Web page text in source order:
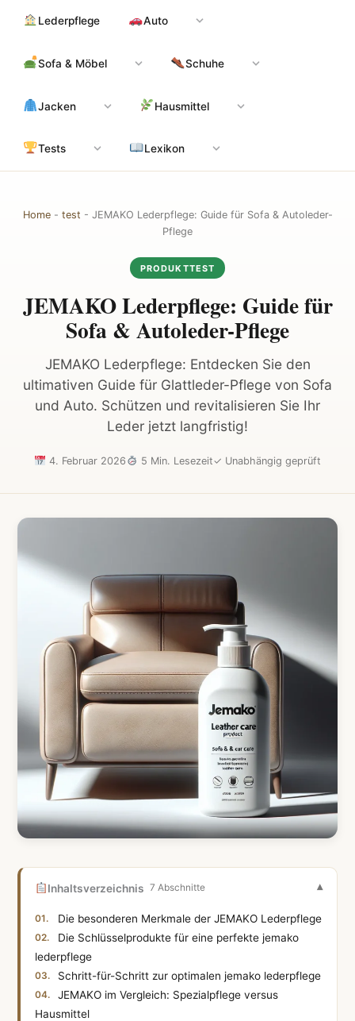
Inhalt
Lederpflege Auto
Sofa & Möbel Schuhe
Jacken Hausmittel
Tests Lexikon
Home- test - JEMAKO Lederpflege: Guide für Sofa & Autoleder-
Pflege
PRODUKTTEST
JEMAKO Lederpflege: Guide für
Sofa & Autoleder-Pflege
JEMAKO Lederpflege: Entdecken Sie den
ultimativen Guide für Glattleder-Pflege von Sofa
und Auto. Schützen und revitalisieren Sie Ihr
Leder jetzt langfristig!
4. Februar 2026 5 Min. Lesezeit✓ Unabhängig geprüft
Inhaltsverzeichnis 7 Abschnitte
Die besonderen Merkmale der JEMAKO Lederpflege
Die Schlüsselprodukte für eine perfekte jemako
lederpflege
Schritt-für-Schritt zur optimalen jemako lederpflege
JEMAKO im Vergleich: Spezialpflege versus
Hausmittel